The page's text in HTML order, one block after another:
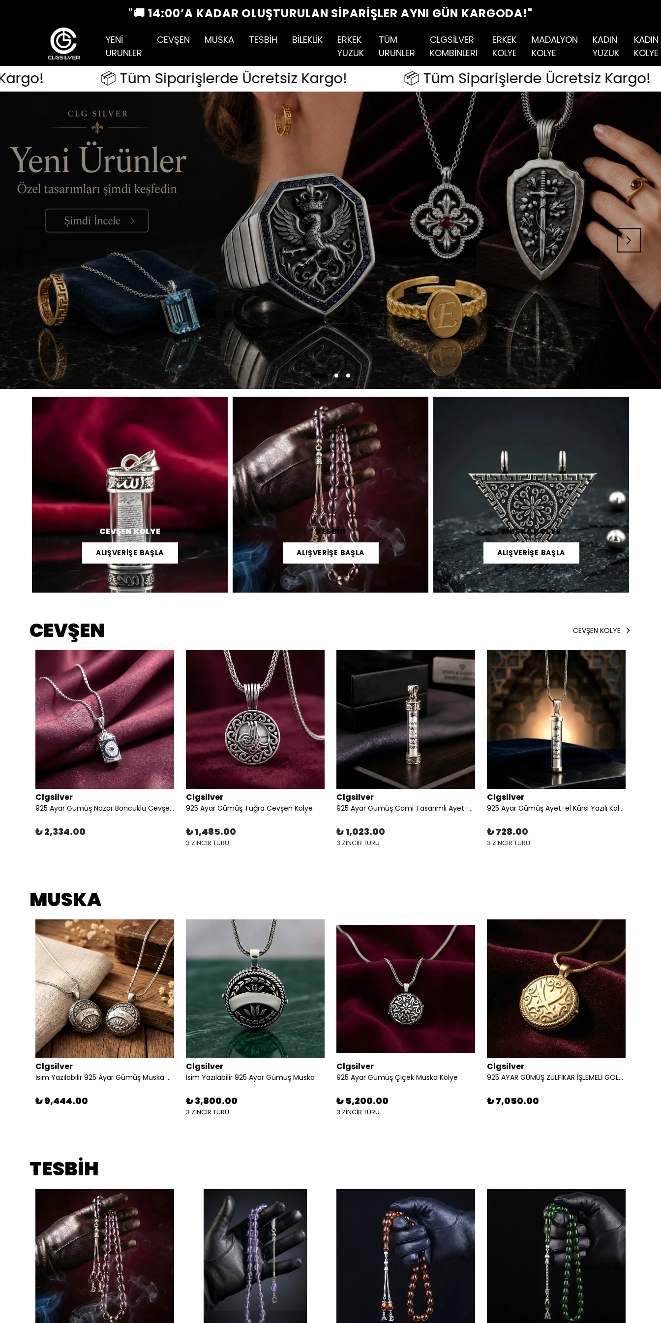
"TÜM SIPARIŞLERDE ÜCRETSIZ KARGO!🚀"
YENİ
ÜRÜNLER
CEVŞEN MUSKA TESBİH BİLEKLİK
ERKEK
YÜZÜK
TÜM
ÜRÜNLER
CLGSİLVER
KOMBİNLERİ
ERKEK
KOLYE
MADALYON
KOLYE
KADIN
YÜZÜK
KADIN
KOLYE
Siparişlerde Ücretsiz Kargo! 📦 Tüm Siparişlerde Ücretsiz Kargo! 📦 Tüm
CEVŞEN KOLYE
ALIŞVERİŞE BAŞLA
TESBİH
ALIŞVERİŞE BAŞLA
MUSKA KOLYE
ALIŞVERİŞE BAŞLA
CEVŞEN CEVŞEN KOLYE
Clgsilver
925 Ayar Gümüş Nazar Boncuklu Cevşen Kolye
₺ 2,334.00
Clgsilver
925 Ayar Gümüş Tuğra Cevşen Kolye
₺ 1,485.00
3 ZİNCİR TÜRÜ
Clgsilver
925 Ayar Gümüş Cami Tasarımlı Ayet-el Kürsi Yazılı Kolye
₺ 1,023.00
3 ZİNCİR TÜRÜ
Clgsilver
925 Ayar Gümüş Ayet-el Kürsi Yazılı Kolye
₺ 728.00
3 ZİNCİR TÜRÜ
MUSKA
Clgsilver
İsim Yazılabilir 925 Ayar Gümüş Muska Kolye Çift Kombini
₺ 9,444.00
Clgsilver
İsim Yazılabilir 925 Ayar Gümüş Muska
₺ 3,800.00
3 ZİNCİR TÜRÜ
Clgsilver
925 Ayar Gümüş Çiçek Muska Kolye
₺ 5,200.00
3 ZİNCİR TÜRÜ
Clgsilver
925 AYAR GÜMÜŞ ZÜLFİKAR İŞLEMELİ GOLD MUSKA KOLYE
₺ 7,050.00
TESBİH